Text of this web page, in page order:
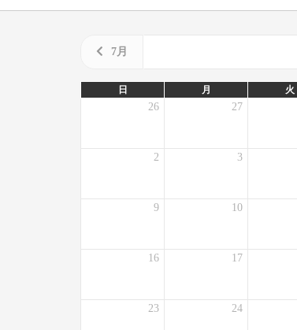
7月
日 月 火
26 27
2 3
9 10
16 17
23 24